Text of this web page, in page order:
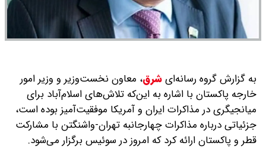
به گزارش گروه رسانه‌ایشرق، معاون نخست‌وزیر و وزیر امور
خارجه پاکستان با اشاره به این‌که تلاش‌های اسلام‌آباد برای
میانجیگری در مذاکرات ایران و آمریکا موفقیت‌آمیز بوده است،
جزئیاتی درباره مذاکرات چهارجانبه تهران-واشنگتن با مشارکت
قطر و پاکستان ارائه کرد که امروز در سوئیس برگزار می‌شود.